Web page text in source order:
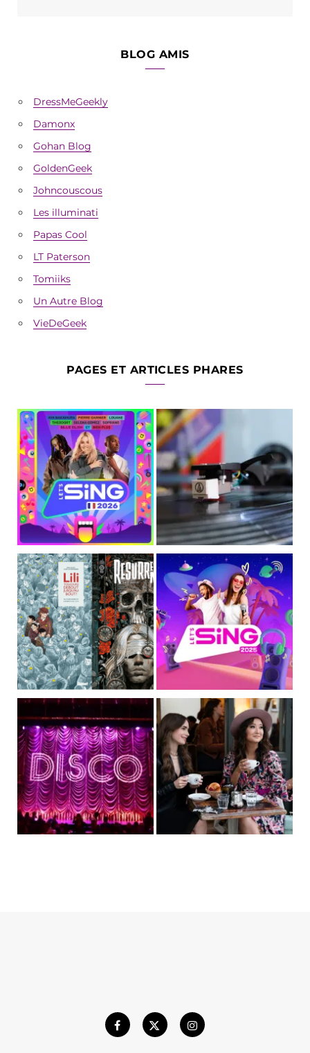
BLOG AMIS
DressMeGeekly
Damonx
Gohan Blog
GoldenGeek
Johncouscous
Les illuminati
Papas Cool
LT Paterson
Tomiiks
Un Autre Blog
VieDeGeek
PAGES ET ARTICLES PHARES